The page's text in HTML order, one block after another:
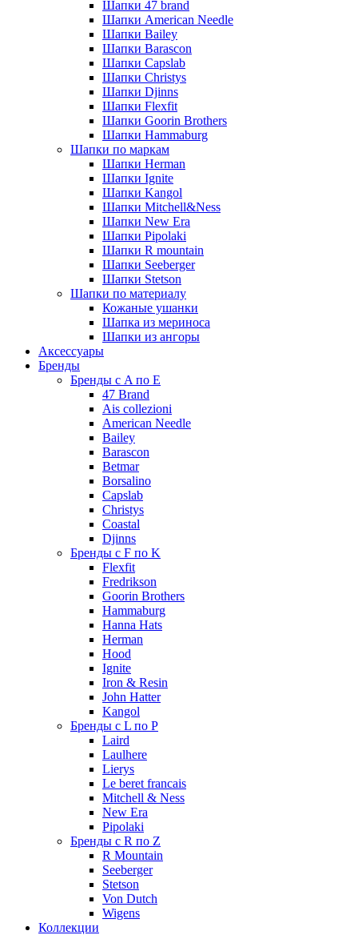
Шапки 47 brand
Шапки American Needle
Шапки Bailey
Шапки Barascon
Шапки Capslab
Шапки Christys
Шапки Djinns
Шапки Flexfit
Шапки Goorin Brothers
Шапки Hammaburg
Шапки по маркам
Шапки Herman
Шапки Ignite
Шапки Kangol
Шапки Mitchell&Ness
Шапки New Era
Шапки Pipolaki
Шапки R mountain
Шапки Seeberger
Шапки Stetson
Шапки по материалу
Кожаные ушанки
Шапка из мериноса
Шапки из ангоры
Аксессуары
Бренды
Бренды с A по E
47 Brand
Ais collezioni
American Needle
Bailey
Barascon
Betmar
Borsalino
Capslab
Christys
Coastal
Djinns
Бренды с F по K
Flexfit
Fredrikson
Goorin Brothers
Hammaburg
Hanna Hats
Herman
Hood
Ignite
Iron & Resin
John Hatter
Kangol
Бренды с L по P
Laird
Laulhere
Lierys
Le beret francais
Mitchell & Ness
New Era
Pipolaki
Бренды с R по Z
R Mountain
Seeberger
Stetson
Von Dutch
Wigens
Коллекции